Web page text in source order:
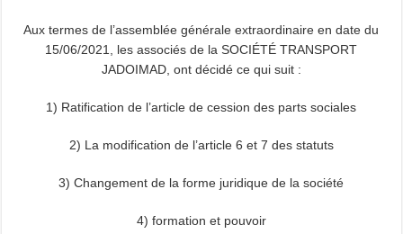
Aux termes de l’assemblée générale extraordinaire en date du
15/06/2021, les associés de la SOCIÉTÉ TRANSPORT
JADOIMAD, ont décidé ce qui suit :
1) Ratification de l’article de cession des parts sociales
2) La modification de l’article 6 et 7 des statuts
3) Changement de la forme juridique de la société
4) formation et pouvoir